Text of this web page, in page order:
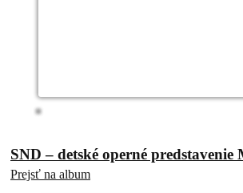
SND – detské operné
Prejsť na album